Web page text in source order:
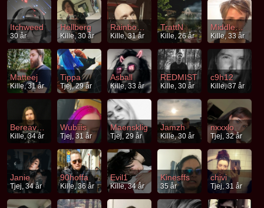
Itchweed
30 år
Hellberg
Kille, 30 år
RainbowOfDoom
Kille, 31 år
TrattN
Kille, 26 år
Middleway
Kille, 33 år
Matteej
Kille, 31 år
Tippa
Tjej, 29 år
Asball
Kille, 33 år
REDMIST
Kille, 30 år
c9h12
Kille, 37 år
Bereavement
Kille, 34 år
Wubiiis
Tjej, 31 år
Maensklig
Tjej, 29 år
Jamzh
Kille, 30 år
nxxxlo
Tjej, 32 år
Janie
Tjej, 34 år
90hoffa
Kille, 36 år
Evil1
Kille, 34 år
Kinesffs
35 år
chivi
Tjej, 31 år